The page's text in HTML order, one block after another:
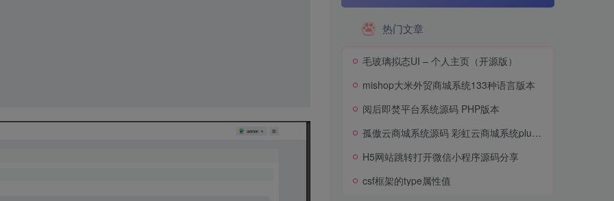
热门文章
毛玻璃拟态UI – 个人主页（开源版）
mishop大米外贸商城系统133种语言版本
阅后即焚平台系统源码 PHP版本
孤傲云商城系统源码 彩虹云商城系统plus史诗级增强版
H5网站跳转打开微信小程序源码分享
csf框架的type属性值